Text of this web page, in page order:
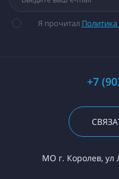
Я прочитал
+7
МО г. Королев, ул